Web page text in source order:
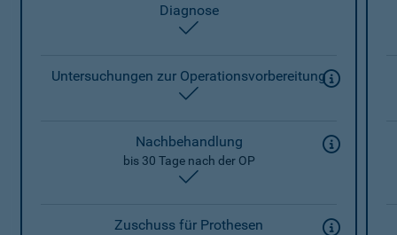
Diagnose
Untersuchungen zur Operationsvorbereitung
Nachbehandlung
bis 30 Tage nach der OP
Zuschuss für Prothesen